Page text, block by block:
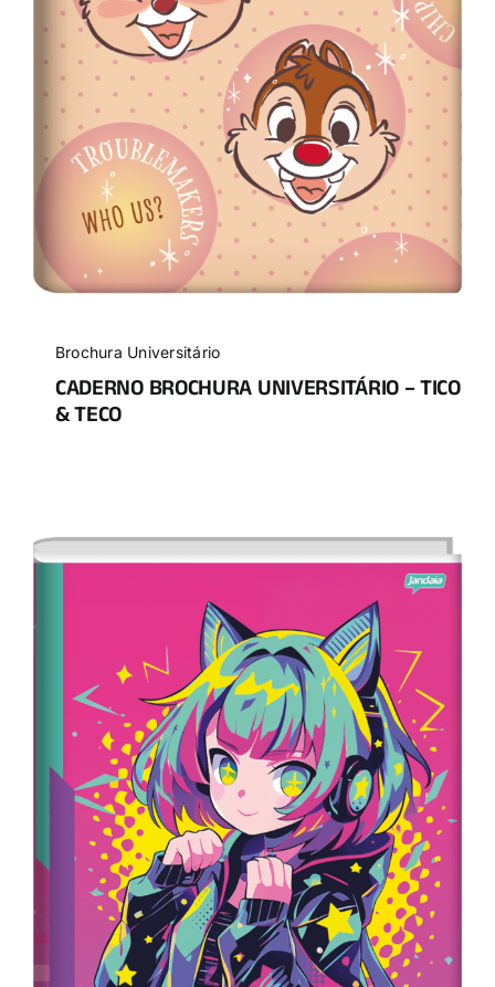
Brochura Universitário
CADERNO BROCHURA UNIVERSITÁRIO – TICO
& TECO